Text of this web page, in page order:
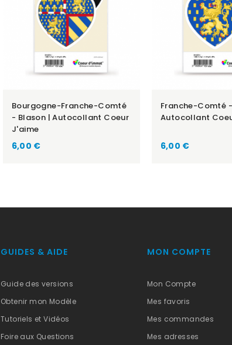
Bourgogne-Franche-Comté
- Blason | Autocollant Coeur
J'aime
Prix
6,00 €
Franche-Comté
Autocollant
Prix
6,00 €
GUIDES & AIDE
Guide des versions
Obtenir mon Modèle
Tutoriels et Vidéos
Foire aux Questions
MON COMPTE
Mon Compte
Mes favoris
Mes commandes
Mes adresses